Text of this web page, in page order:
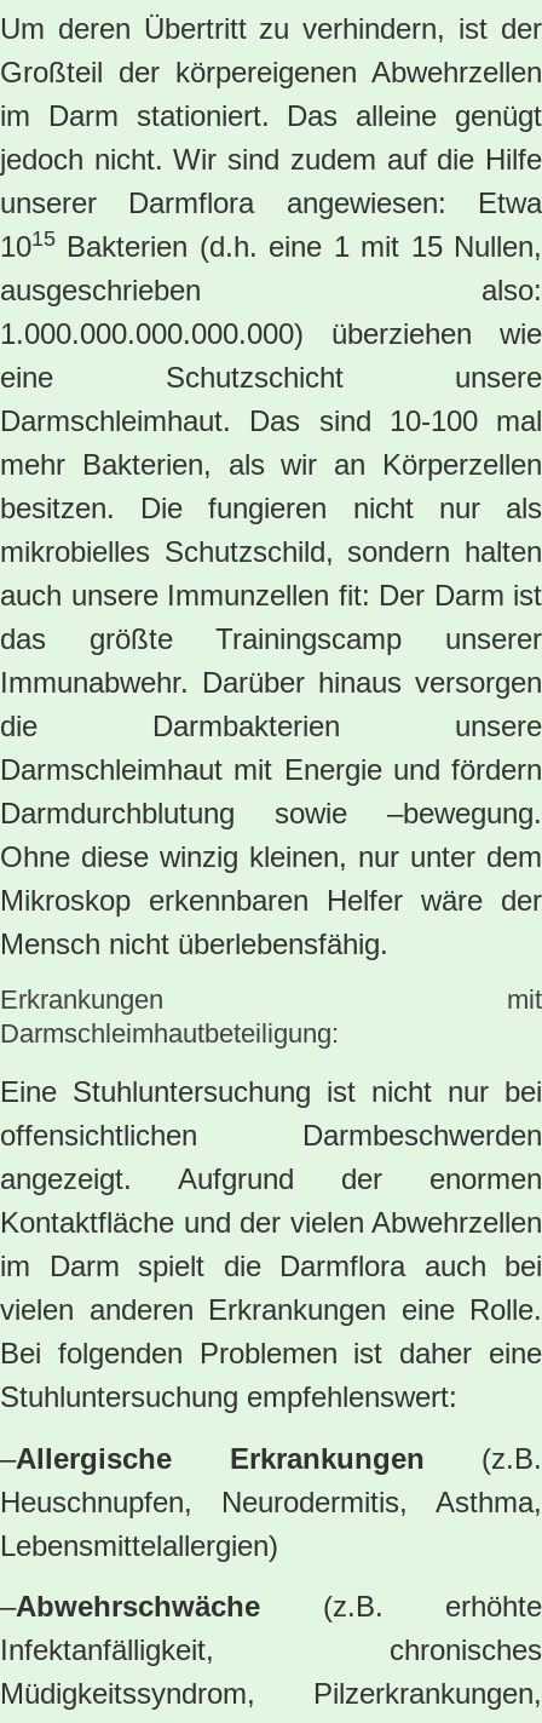
Um deren Übertritt zu verhindern, ist der
Großteil der körpereigenen Abwehrzellen
im Darm stationiert. Das alleine genügt
jedoch nicht. Wir sind zudem auf die Hilfe
unserer Darmflora angewiesen: Etwa
1015 Bakterien (d.h. eine 1 mit 15 Nullen,
ausgeschrieben also:
1.000.000.000.000.000) überziehen wie
eine Schutzschicht unsere
Darmschleimhaut. Das sind 10-100 mal
mehr Bakterien, als wir an Körperzellen
besitzen. Die fungieren nicht nur als
mikrobielles Schutzschild, sondern halten
auch unsere Immunzellen fit: Der Darm ist
das größte Trainingscamp unserer
Immunabwehr. Darüber hinaus versorgen
die Darmbakterien unsere
Darmschleimhaut mit Energie und fördern
Darmdurchblutung sowie –bewegung.
Ohne diese winzig kleinen, nur unter dem
Mikroskop erkennbaren Helfer wäre der
Mensch nicht überlebensfähig.
Erkrankungen mit
Darmschleimhautbeteiligung:
Eine Stuhluntersuchung ist nicht nur bei
offensichtlichen Darmbeschwerden
angezeigt. Aufgrund der enormen
Kontaktfläche und der vielen Abwehrzellen
im Darm spielt die Darmflora auch bei
vielen anderen Erkrankungen eine Rolle.
Bei folgenden Problemen ist daher eine
Stuhluntersuchung empfehlenswert:
–Allergische Erkrankungen (z.B.
Heuschnupfen, Neurodermitis, Asthma,
Lebensmittelallergien)
–Abwehrschwäche (z.B. erhöhte
Infektanfälligkeit, chronisches
Müdigkeitssyndrom, Pilzerkrankungen,